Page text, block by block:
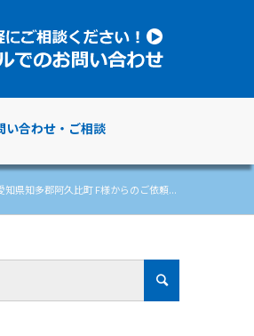
い合わせ・ご相談
県知多郡阿久比町 F様からのご依頼...